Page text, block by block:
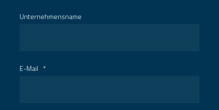
Unternehmensname
E-Mail *